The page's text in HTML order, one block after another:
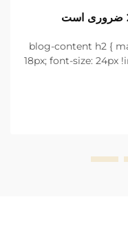
.blog-content h2 {
18px; font-size:
margin-bottom: